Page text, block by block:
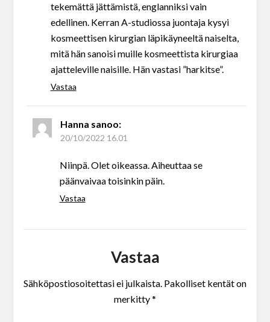
tekemättä jättämistä, englanniksi vain
edellinen. Kerran A-studiossa juontaja kysyi
kosmeettisen kirurgian läpikäyneeltä naiselta,
mitä hän sanoisi muille kosmeettista kirurgiaa
ajatteleville naisille. Hän vastasi ”harkitse”.
Vastaa
Hanna sanoo:
20/10/2022 16.01
Niinpä. Olet oikeassa. Aiheuttaa se
päänvaivaa toisinkin päin.
Vastaa
Vastaa
Sähköpostiosoitettasi ei julkaista. Pakolliset kentät on
merkitty*